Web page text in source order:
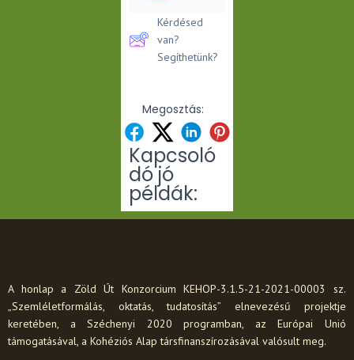
Kérdésed
van?
Segíthetünk?
Megosztás:
Kapcsoló
dó jó
példák:
A honlap a Zöld Út Konzorcium KEHOP-3.1.5-21-2021-00003 sz.
„Szemléletformálás, oktatás, tudatosítás” elnevezésű projektje
keretében, a Széchenyi 2020 programban, az Európai Unió
támogatásával, a Kohéziós Alap társfinanszírozásával valósult meg.